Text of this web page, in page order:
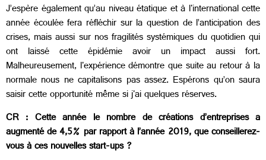
J’espère également qu’au niveau étatique et à l'international cette
année écoulée fera réfléchir sur la question de l’anticipation des
crises, mais aussi sur nos fragilités systémiques du quotidien qui
ont laissé cette épidémie avoir un impact aussi fort.
Malheureusement, l'expérience démontre que suite au retour à la
normale nous ne capitalisons pas assez. Espérons qu’on saura
saisir cette opportunité même si j'ai quelques réserves.
CR : Cette année le nombre de créations d’entreprises a
augmenté de 4,5% par rapport à l’année 2019, que conseillerez-
vous à ces nouvelles start-ups ?